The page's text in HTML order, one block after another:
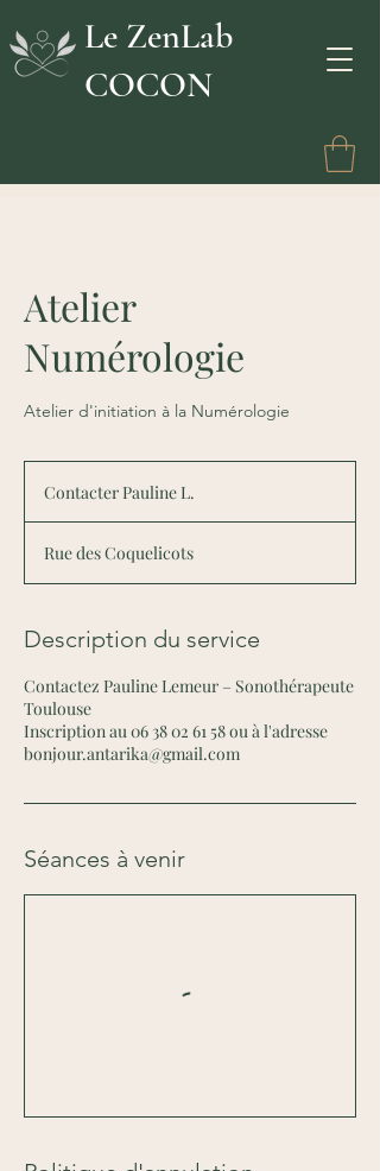
Le ZenLab
COCON
Atelier
Numérologie
Atelier d'initiation à la Numérologie
Contacter Pauline L.
Rue des Coquelicots
Description du service
Contactez Pauline Lemeur – Sonothérapeute
Toulouse
Inscription au 06 38 02 61 58 ou à l'adresse
bonjour.antarika@gmail.com
Séances à venir